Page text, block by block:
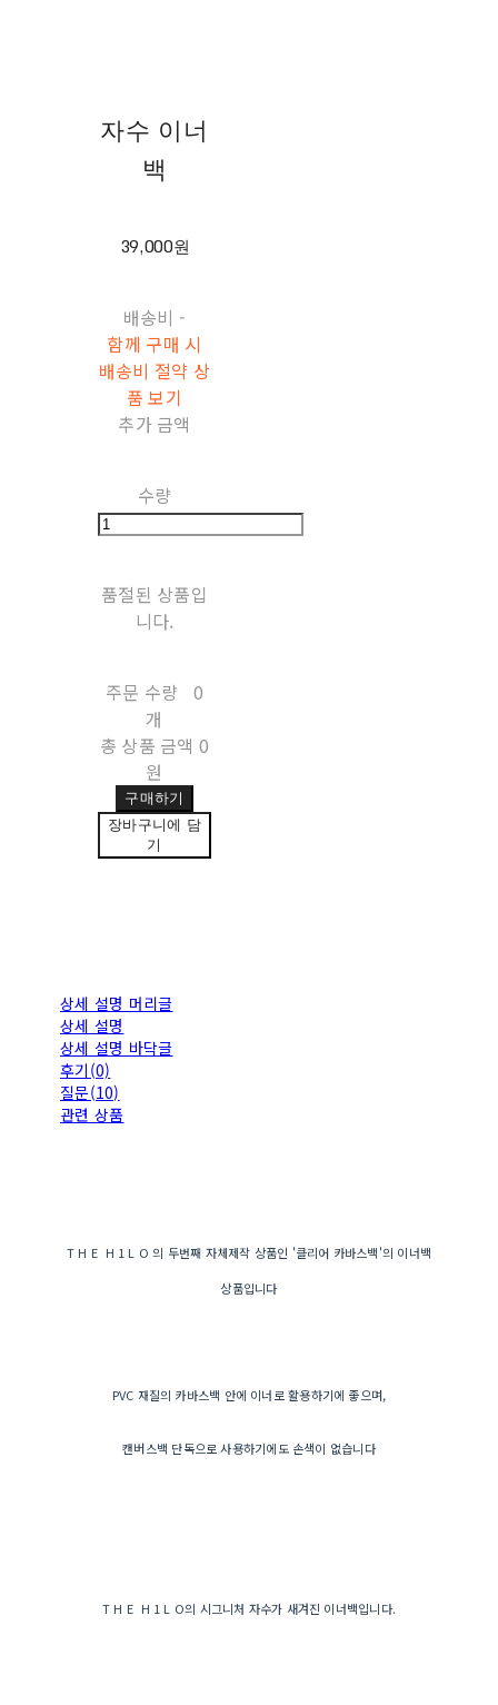
자수 이너
백
39,000원
배송비 -
함께 구매 시
배송비 절약 상
품 보기
추가 금액
수량
품절된 상품입
니다.
주문 수량
0
개
총 상품 금액 0
원
구매하기
장바구니에 담
기
상세 설명 머리글
상세 설명
상세 설명 바닥글
후기(0)
질문(10)
관련 상품
T H E H 1 L O 의 두번째 자체제작 상품인 '클리어 카바스백'의 이너백
상품입니다
PVC 재질의 카바스백 안에 이너로 활용하기에 좋으며,
캔버스백 단독으로 사용하기에도 손색이 없습니다
T H E H 1 L O의 시그니처 자수가 새겨진 이너백입니다.